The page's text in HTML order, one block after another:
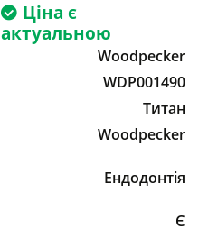
Ціна є
актуальною
Woodpecker
WDP001490
Титан
Woodpecker
Ендодонтія
Є